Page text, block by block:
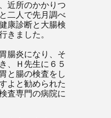
近所のかかりつ
二人で先月調べ
康診断と大腸検
きました。
腸炎になり、そ
、Ｈ先生に６５
と腸の検査をし
よと勧められた
査専門の病院に